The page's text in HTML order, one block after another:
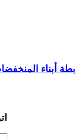
أبناء